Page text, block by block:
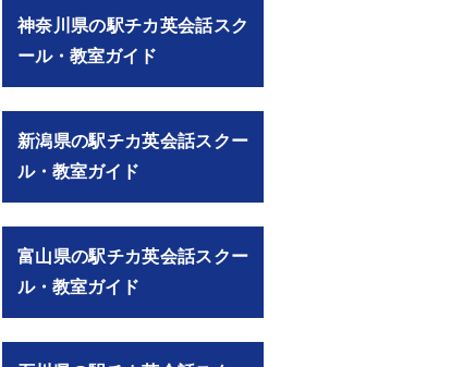
神奈川県の駅チカ英会話スク
ール・教室ガイド
新潟県の駅チカ英会話スクー
ル・教室ガイド
富山県の駅チカ英会話スクー
ル・教室ガイド